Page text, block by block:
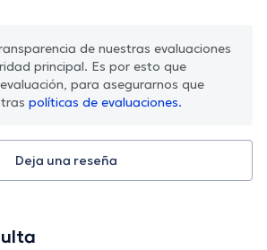
de nuestras evaluaciones
principal. Es por esto que
para asegurarnos que
políticas de evaluaciones.
Deja una reseña